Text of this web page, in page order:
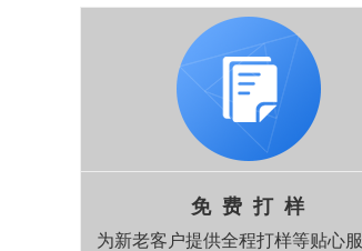
免 费 打 样
为新老客户提供全程打样等贴心服